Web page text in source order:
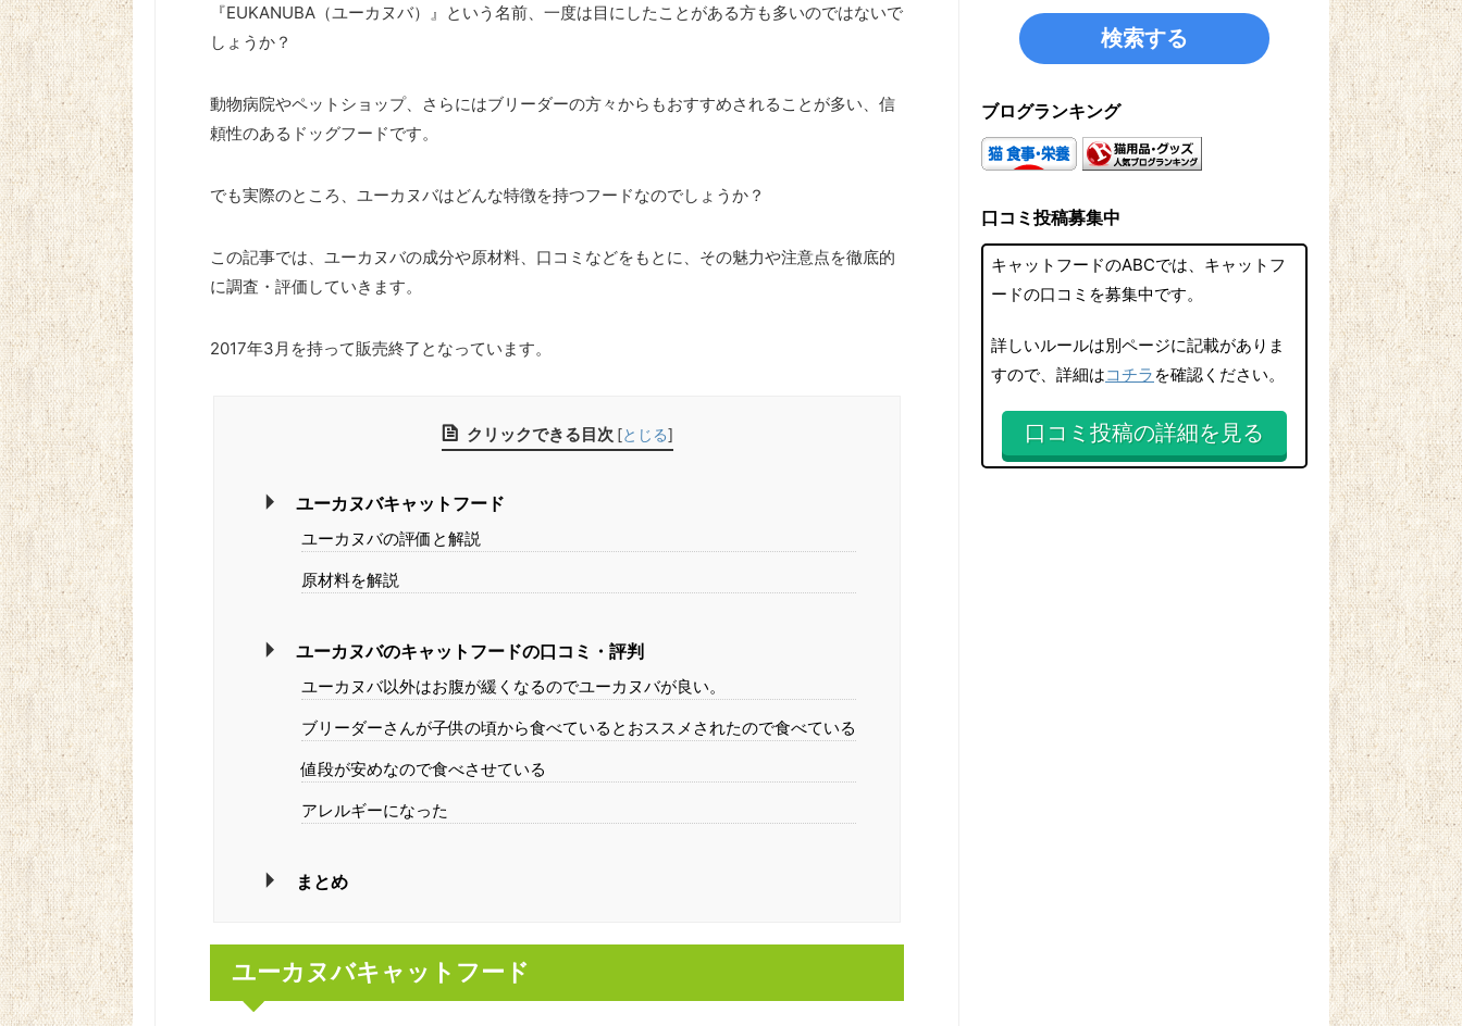
『EUKANUBA（ユーカヌバ）』という名前、一度は目にしたことがある方も多いのではないで
しょうか？
動物病院やペットショップ、さらにはブリーダーの方々からもおすすめされることが多い、信
頼性のあるドッグフードです。
でも実際のところ、ユーカヌバはどんな特徴を持つフードなのでしょうか？
この記事では、ユーカヌバの成分や原材料、口コミなどをもとに、その魅力や注意点を徹底的
に調査・評価していきます。
2017年3月を持って販売終了となっています。
クリックできる目次 [とじる]
ユーカヌバキャットフード
ユーカヌバの評価と解説
原材料を解説
ユーカヌバのキャットフードの口コミ・評判
ユーカヌバ以外はお腹が緩くなるのでユーカヌバが良い。
ブリーダーさんが子供の頃から食べているとおススメされたので食べている
値段が安めなので食べさせている
アレルギーになった
まとめ
ユーカヌバキャットフード
ブログランキング
口コミ投稿募集中
キャットフードのABCでは、キャットフ
ードの口コミを募集中です。
詳しいルールは別ページに記載がありま
すので、詳細はコチラ を確認ください。
口コミ投稿の詳細を見る